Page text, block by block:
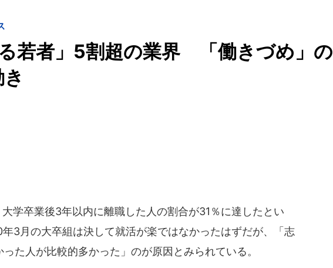
る若者」5割超の業界 「働きづめ」の
学卒業後3年以内に離職した人の割合が31％に達したとい
3月の大卒組は決して就活が楽ではなかったはずだが、「志
た人が比較的多かった」のが原因とみられている。